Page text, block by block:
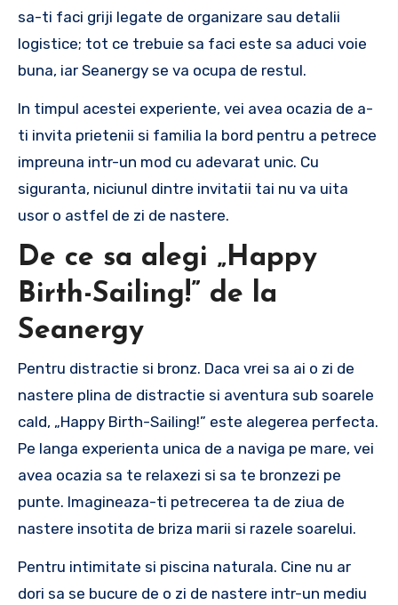
sa-ti faci griji legate de organizare sau detalii
logistice; tot ce trebuie sa faci este sa aduci voie
buna, iar Seanergy se va ocupa de restul.
In timpul acestei experiente, vei avea ocazia de a-
ti invita prietenii si familia la bord pentru a petrece
impreuna intr-un mod cu adevarat unic. Cu
siguranta, niciunul dintre invitatii tai nu va uita
usor o astfel de zi de nastere.
De ce sa alegi „Happy
Birth-Sailing!” de la
Seanergy
Pentru distractie si bronz. Daca vrei sa ai o zi de
nastere plina de distractie si aventura sub soarele
cald, „Happy Birth-Sailing!” este alegerea perfecta.
Pe langa experienta unica de a naviga pe mare, vei
avea ocazia sa te relaxezi si sa te bronzezi pe
punte. Imagineaza-ti petrecerea ta de ziua de
nastere insotita de briza marii si razele soarelui.
Pentru intimitate si piscina naturala. Cine nu ar
dori sa se bucure de o zi de nastere intr-un mediu